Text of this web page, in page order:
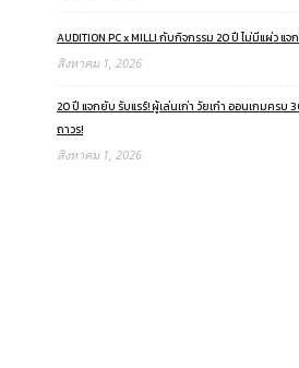
AUDITION PC x MILLI กับกิจกรรม 20 ปี ไม่มีแผ่ว แจ
สิงหาคม 1, 2026
20 ปี แจกยับ รับแรร์! ผู้เล่นเก่า วัยเก๋า ออนเกมครบ
ถาวร!
สิงหาคม 1, 2026